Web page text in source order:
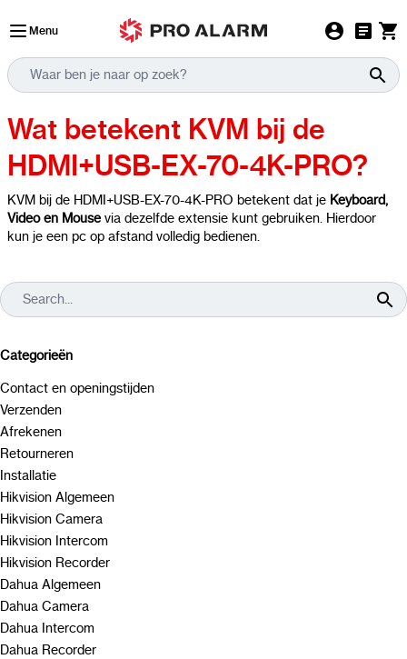
Menu
Wat betekent KVM bij de
HDMI+USB-EX-70-4K-PRO?
KVM bij de HDMI+USB-EX-70-4K-PRO betekent dat je Keyboard,
Video en Mousevia dezelfde extensie kunt gebruiken. Hierdoor
kun je een pc op afstand volledig bedienen.
Categorieën
Contact en openingstijden
Verzenden
Afrekenen
Retourneren
Installatie
Hikvision Algemeen
Hikvision Camera
Hikvision Intercom
Hikvision Recorder
Dahua Algemeen
Dahua Camera
Dahua Intercom
Dahua Recorder